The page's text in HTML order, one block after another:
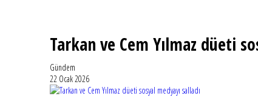
Tarkan ve Cem Yılmaz düeti
Gündem
22 Ocak 2026